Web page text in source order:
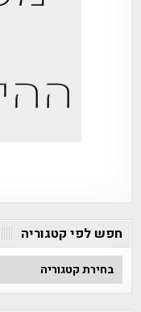
חפש לפי קטגוריה
חפש
לפי